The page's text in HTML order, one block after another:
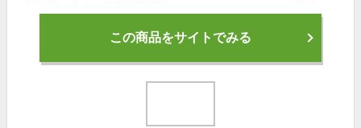
この商品をサイトでみる